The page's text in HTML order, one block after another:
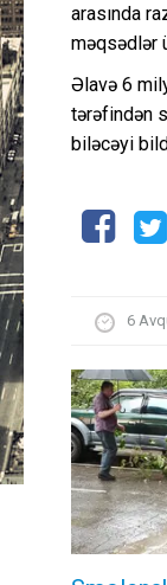
arasında
məqsədlər
Əlavə 6
tərəfindən
biləcəyi
6